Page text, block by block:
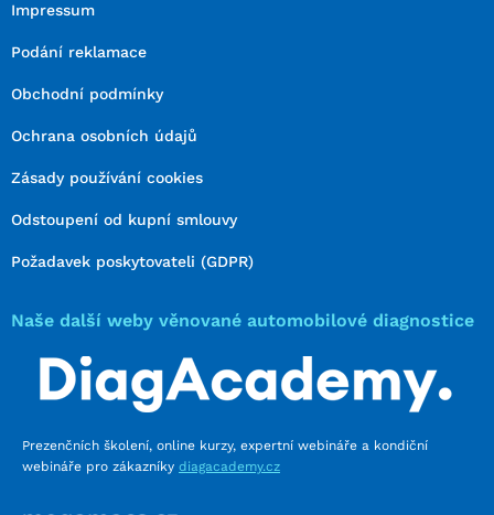
Impressum
Podání reklamace
Obchodní podmínky
Ochrana osobních údajů
Zásady používání cookies
Odstoupení od kupní smlouvy
Požadavek poskytovateli (GDPR)
Naše další weby věnované automobilové diagnostice
Prezenčních školení, online kurzy, expertní webináře a kondiční
webináře pro zákazníky diagacademy.cz